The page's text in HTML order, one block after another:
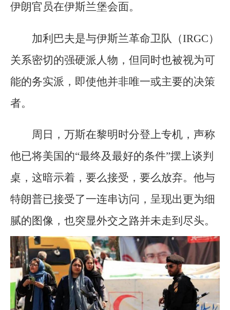
伊朗官员在伊斯兰堡会面。
加利巴夫是与伊斯兰革命卫队（IRGC）
关系密切的强硬派人物，但同时也被视为可
能的务实派，即使他并非唯一或主要的决策
者。
周日，万斯在黎明时分登上专机，声称
他已将美国的“最终及最好的条件”摆上谈判
桌，这暗示着，要么接受，要么放弃。他与
特朗普已接受了一连串访问，呈现出更为细
腻的图像，也突显外交之路并未走到尽头。